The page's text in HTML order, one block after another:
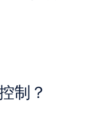
制？